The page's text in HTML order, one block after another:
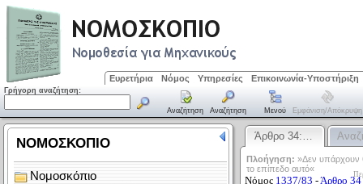
Ευρετήρια Νόμος Υπηρεσίες Επικοινωνία-Υποστήριξη
Γρήγορη αναζήτηση:
Αναζήτηση Αναζήτηση Μενού Εμφάνιση/απόκρυψη
Άρθρο 34:…